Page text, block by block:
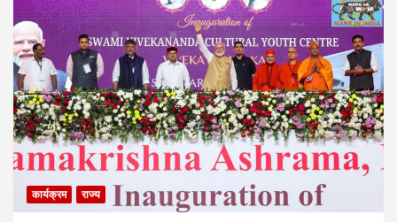
कार्यक्रम राज्य